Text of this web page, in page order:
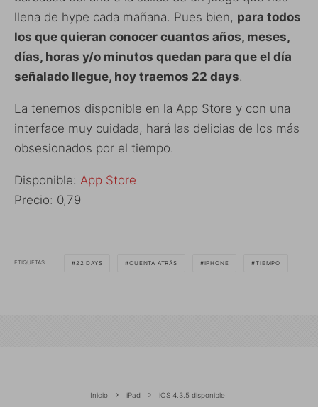
llena de hype cada mañana. Pues bien, para todos
los que quieran conocer cuantos años, meses,
días, horas y/o minutos quedan para que el día
señalado llegue, hoy traemos 22 days.
La tenemos disponible en la App Store y con una
interface muy cuidada, hará las delicias de los más
obsesionados por el tiempo.
Disponible: App Store
Precio: 0,79
ETIQUETAS 22 DAYS CUENTA ATRÁS IPHONE TIEMPO
Inicio iPad iOS 4.3.5 disponible